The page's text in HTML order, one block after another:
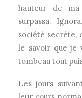
hauteur de
surpassa.
société secrète,
le savoir que je
tombeau tout
Les jours